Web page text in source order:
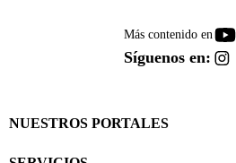
Más contenido en
Síguenos en:
NUESTROS PORTALES